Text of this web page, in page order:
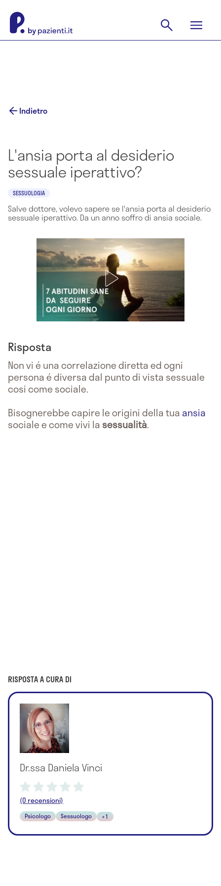
Indietro
L'ansia porta al desiderio
sessuale iperattivo?
SESSUOLOGIA
Salve dottore, volevo sapere se l'ansia porta al desiderio
sessuale iperattivo. Da un anno soffro di ansia sociale.
Risposta
Non vi é una correlazione diretta ed ogni
persona é diversa dal punto di vista sessuale
cosi come sociale.
Bisognerebbe capire le origini della tua ansia
sociale e come vivi la sessualità.
RISPOSTA A CURA DI
Dr.ssa Daniela Vinci
(0 recensioni)
Psicologo Sessuologo +1